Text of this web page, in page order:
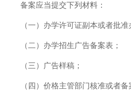
备案应当提交下列材料：
（一）办学许可证副本或者批准
（二）办学招生广告备案表；
（三）广告样稿；
（四）价格主管部门核准或者备